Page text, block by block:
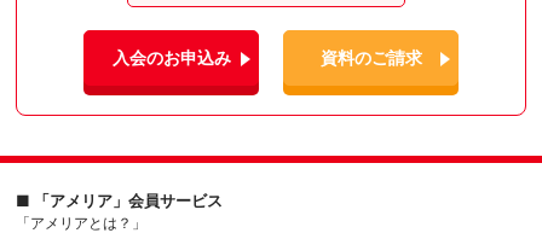
入会のお申込み 資料のご請求
■ 「アメリア」会員サービス
「アメリアとは？」